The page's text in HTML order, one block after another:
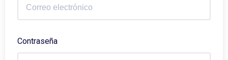
Contraseña